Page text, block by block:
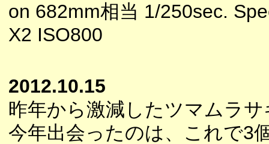
on 682mm相当 1/250sec.
X2 ISO800
2012.10.15
昨年から激減したツマムラ
今年出会ったのは、これで3